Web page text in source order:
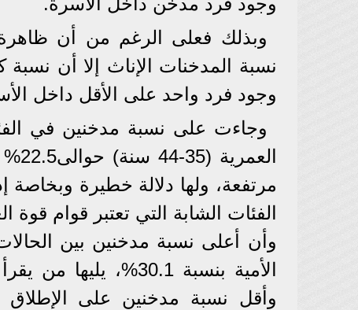
وبذلك فعلى الرغم من أن
نسبة المدخنات الإناث إلا أن
وجود فرد واحد على الأقل داخل
مرتفعة، ولها دلالة خطيرة وبخاصة
الفئات الشابة التي تعتبر قوام
وأن أعلى نسبة مدخنين بين
وأقل نسبة مدخنين على